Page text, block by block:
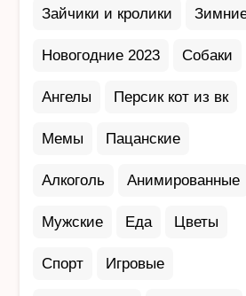
Зайчики и кролики
Новогодние 2023 Собаки
Ангелы Персик кот из вк
Мемы Пацанские
Алкоголь Анимированные
Мужские Еда Цветы
Спорт Игровые